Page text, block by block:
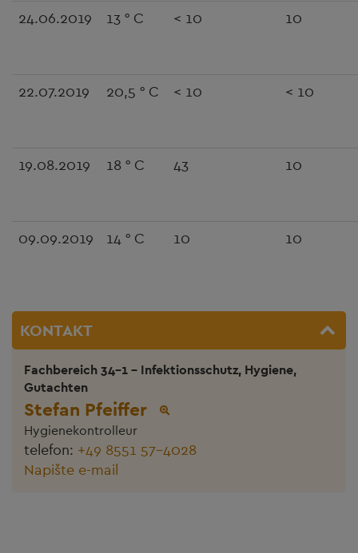
24.06.2019 13 ° C < 10 10
22.07.2019 20,5 ° C < 10 < 10
19.08.2019 18 ° C 43 10
09.09.2019 14 ° C 10 10
KONTAKT
Fachbereich 34-1 - Infektionsschutz, Hygiene,
Gutachten
Stefan Pfeiffer
Hygienekontrolleur
telefon: +49 8551 57-4028
Napište e-mail